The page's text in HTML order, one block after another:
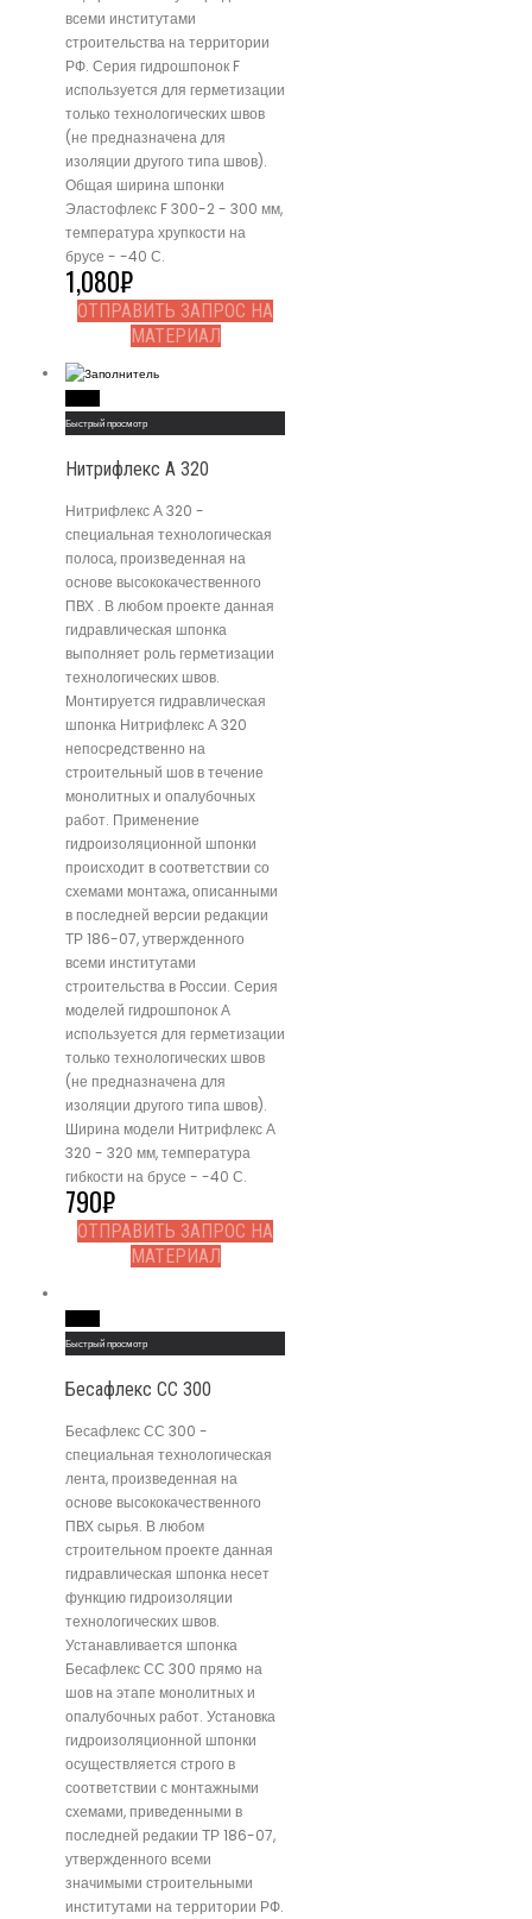
всеми институтами
строительства на территории
РФ. Серия гидрошпонок F
используется для герметизации
только технологических швов
(не предназначена для
изоляции другого типа швов).
Общая ширина шпонки
Эластофлекс F 300-2 - 300 мм,
температура хрупкости на
брусе - -40 С.
1,080₽
ОТПРАВИТЬ ЗАПРОС НА
МАТЕРИАЛ
Быстрый просмотр
Нитрифлекс А 320
Нитрифлекс А 320 -
специальная технологическая
полоса, произведенная на
основе высококачественного
ПВХ . В любом проекте данная
гидравлическая шпонка
выполняет роль герметизации
технологических швов.
Монтируется гидравлическая
шпонка Нитрифлекс А 320
непосредственно на
строительный шов в течение
монолитных и опалубочных
работ. Применение
гидроизоляционной шпонки
происходит в соответствии со
схемами монтажа, описанными
в последней версии редакции
ТР 186-07, утвержденного
всеми институтами
строительства в России. Серия
моделей гидрошпонок А
используется для герметизации
только технологических швов
(не предназначена для
изоляции другого типа швов).
Ширина модели Нитрифлекс А
320 - 320 мм, температура
гибкости на брусе - -40 С.
790₽
ОТПРАВИТЬ ЗАПРОС НА
МАТЕРИАЛ
Быстрый просмотр
Бесафлекс СС 300
Бесафлекс СС 300 -
специальная технологическая
лента, произведенная на
основе высококачественного
ПВХ сырья. В любом
строительном проекте данная
гидравлическая шпонка несет
функцию гидроизоляции
технологических швов.
Устанавливается шпонка
Бесафлекс СС 300 прямо на
шов на этапе монолитных и
опалубочных работ. Установка
гидроизоляционной шпонки
осуществляется строго в
соответствии с монтажными
схемами, приведенными в
последней редакии ТР 186-07,
утвержденного всеми
значимыми строительными
институтами на территории РФ.